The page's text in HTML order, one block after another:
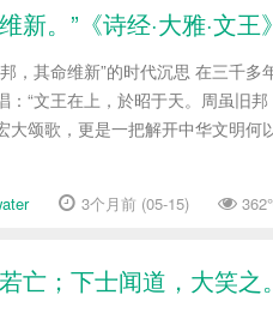
。”《诗经·大雅·文王》
其命维新”的时代沉思 在三千多
“文王在上，於昭于天。周虽旧
大颂歌，更是一把解开中华文明何
3个月前 (05-15)
亡；下士闻道，大笑之